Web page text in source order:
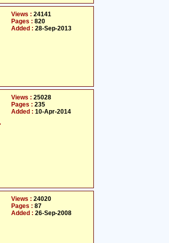
Views : 24141
Pages : 820
Added : 28-Sep-2013
Views : 25028
Pages : 235
Added : 10-Apr-2014
Views : 24020
Pages : 87
Added : 26-Sep-2008